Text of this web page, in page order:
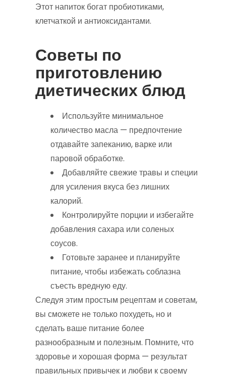
Этот напиток богат пробиотиками,
клетчаткой и антиоксидантами.
Советы по
приготовлению
диетических блюд
Используйте минимальное
количество масла — предпочтение
отдавайте запеканию, варке или
паровой обработке.
Добавляйте свежие травы и специи
для усиления вкуса без лишних
калорий.
Контролируйте порции и избегайте
добавления сахара или соленых
соусов.
Готовьте заранее и планируйте
питание, чтобы избежать соблазна
съесть вредную еду.
Следуя этим простым рецептам и советам,
вы сможете не только похудеть, но и
сделать ваше питание более
разнообразным и полезным. Помните, что
здоровье и хорошая форма — результат
правильных привычек и любви к своему